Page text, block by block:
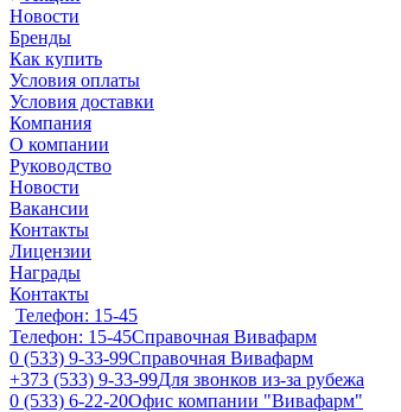
Новости
Бренды
Как купить
Условия оплаты
Условия доставки
Компания
О компании
Руководство
Новости
Вакансии
Контакты
Лицензии
Награды
Контакты
Телефон: 15-45
Телефон: 15-45Справочная Вивафарм
0 (533) 9-33-99Справочная Вивафарм
+373 (533) 9-33-99Для звонков из-за рубежа
0 (533) 6-22-20Офис компании "Вивафарм"